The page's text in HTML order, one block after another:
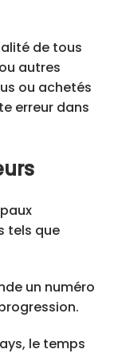
de tous
autres
ou achetés
erreur dans
tels que
un numéro
le temps